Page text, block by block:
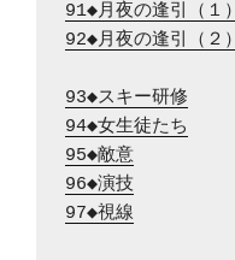
91◆月夜の逢引（１）
92◆月夜の逢引（２）
93◆スキー研修
94◆女生徒たち
95◆敵意
96◆演技
97◆視線